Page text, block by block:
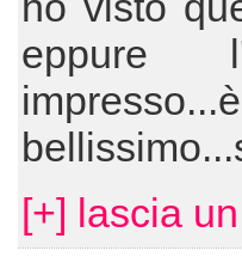
eppure
[+] lascia